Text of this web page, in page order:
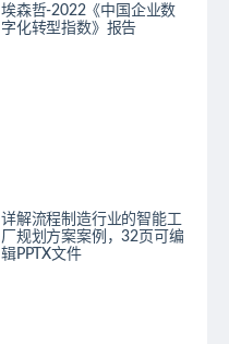
埃森哲-2022《中国企业数
字化转型指数》报告
详解流程制造行业的智能工
厂规划方案案例，32页可编
辑PPTX文件